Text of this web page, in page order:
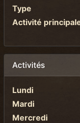
Type
Activité
Activités
Lundi
Mardi
Mercredi